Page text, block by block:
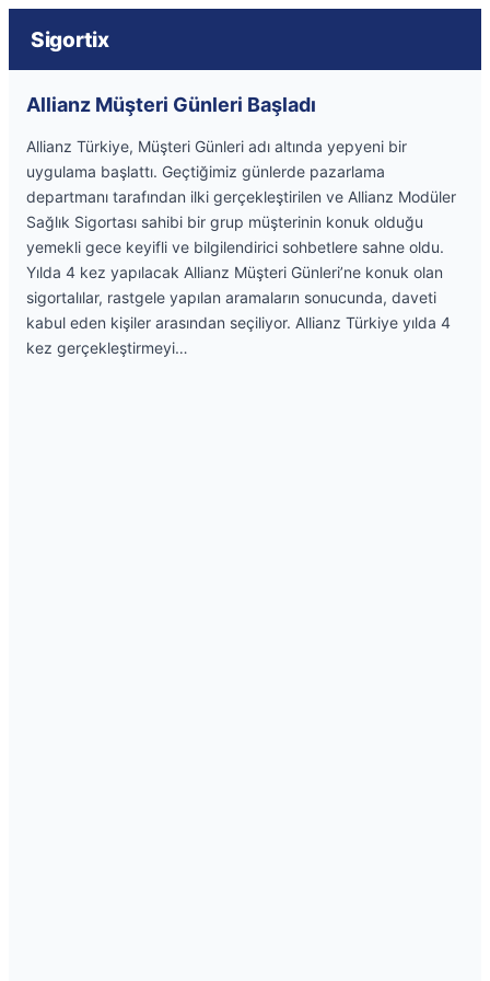
Sigortix
Allianz Müşteri Günleri Başladı
Allianz Türkiye, Müşteri Günleri adı altında yepyeni bir
uygulama başlattı. Geçtiğimiz günlerde pazarlama
departmanı tarafından ilki gerçekleştirilen ve Allianz Modüler
Sağlık Sigortası sahibi bir grup müşterinin konuk olduğu
yemekli gece keyifli ve bilgilendirici sohbetlere sahne oldu.
Yılda 4 kez yapılacak Allianz Müşteri Günleri’ne konuk olan
sigortalılar, rastgele yapılan aramaların sonucunda, daveti
kabul eden kişiler arasından seçiliyor. Allianz Türkiye yılda 4
kez gerçekleştirmeyi…